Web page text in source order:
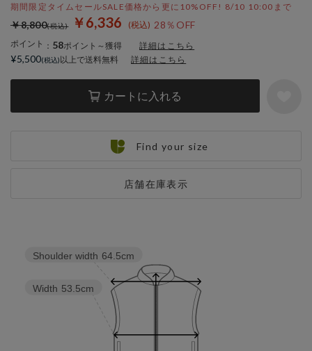
期間限定タイムセールSALE価格から更に10%OFF! 8/10 10:00まで
￥6,336 28％OFF
￥8,800
ポイント ： 58ポイント～獲得 詳細はこちら
カートに入れる
店舗在庫表示
¥5,500 以上で送料無料 詳細はこちら
Find your size
Width 53.5cm
Shoulder width 64.5cm